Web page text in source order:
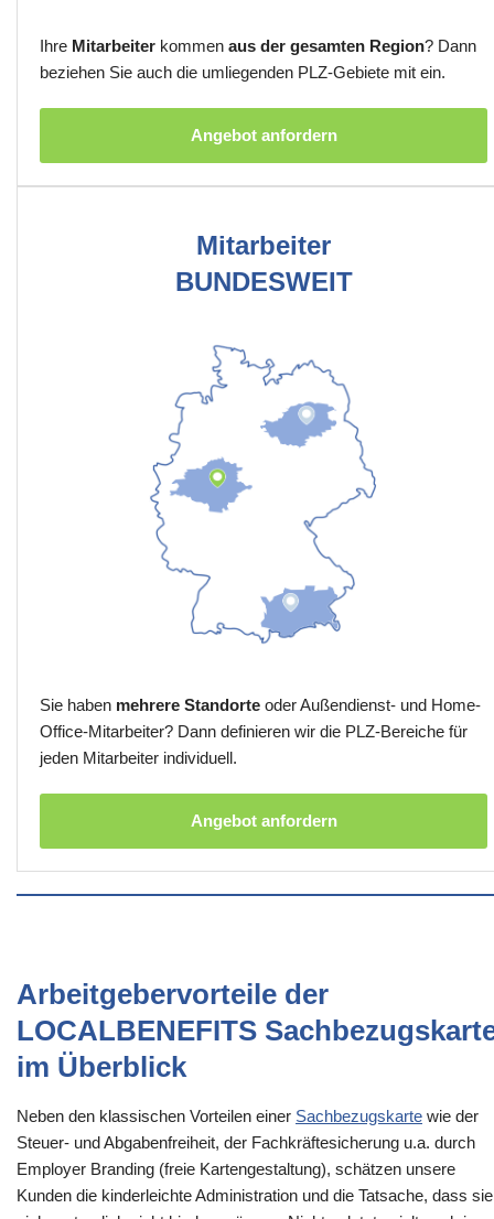
Ihre Mitarbeiter kommen aus der gesamten Region? Dann
beziehen Sie auch die umliegenden PLZ-Gebiete mit ein.
Angebot anfordern
Mitarbeiter
BUNDESWEIT
Sie haben mehrere Standorte oder Außendienst- und Home-
Office-Mitarbeiter? Dann definieren wir die PLZ-Bereiche für
jeden Mitarbeiter individuell.
Angebot anfordern
Arbeitgebervorteile der
LOCALBENEFITS
im Überblick
Neben den klassischen Vorteilen einer Sachbezugskarte wie der
Steuer- und Abgabenfreiheit, der Fachkräftesicherung u.a. durch
Employer Branding (freie Kartengestaltung), schätzen unsere
Kunden die kinderleichte Administration und die Tatsache, dass sie